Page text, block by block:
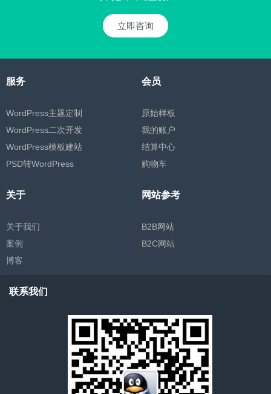
立即咨询
服务
WordPress主题定制
WordPress二次开发
WordPress模板建站
PSD转WordPress
会员
原始样板
我的账户
结算中心
购物车
关于
关于我们
案例
博客
网站参考
B2B网站
B2C网站
联系我们